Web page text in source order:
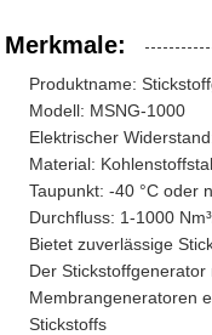
Merkmale:
Produktname:
Modell: MSNG-1000
Elektrischer
Material:
Taupunkt: -40 °C oder
Durchfluss: 1-1000
Bietet zuverlässige
Der
Membrangeneratoren
Stickstoffs